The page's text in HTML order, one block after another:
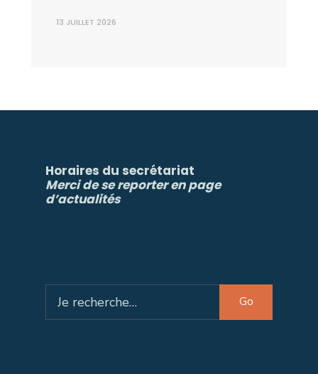
13 JUILLET 2026
Horaires du secrétariat
Merci de se reporter en page
d’actualités
for:
Go